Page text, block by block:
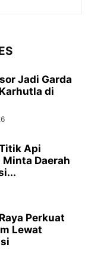
Jadi Garda
di
Api
Minta Daerah
Perkuat
Lewat